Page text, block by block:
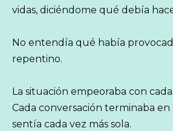
vidas, diciéndome qué debía
No entendía qué había
repentino.
La situación empeoraba con
Cada conversación terminaba en
sentía cada vez más sola.